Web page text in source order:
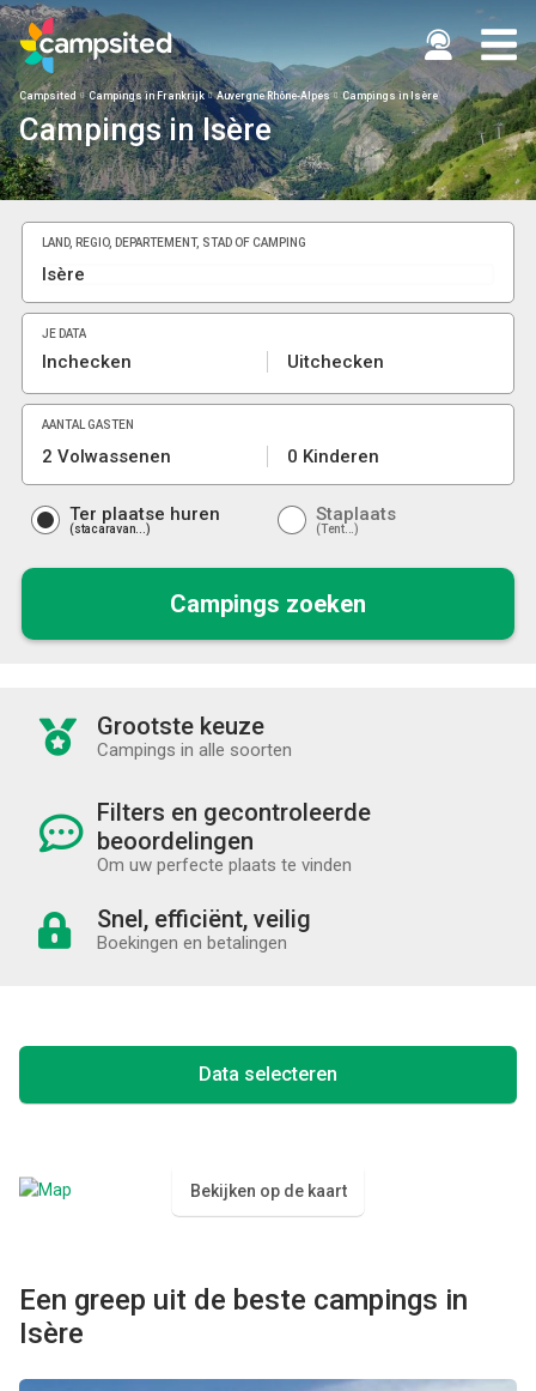
Campsited Campings in Frankrijk Auvergne Rhône-Alpes Campings in Isère
Campings in Isère
LAND, REGIO, DEPARTEMENT, STAD OF CAMPING
JE DATA
Inchecken Uitchecken
AANTAL GASTEN
2 Volwassenen 0 Kinderen
Ter plaatse huren
stacaravan...
Staplaats
Tent...
Campings zoeken
Grootste keuze
Campings in alle soorten
Filters en gecontroleerde
beoordelingen
Om uw perfecte plaats te vinden
Snel, efficiënt, veilig
Boekingen en betalingen
Bekijken op de kaart
Data selecteren
Een greep uit de beste campings in
Isère